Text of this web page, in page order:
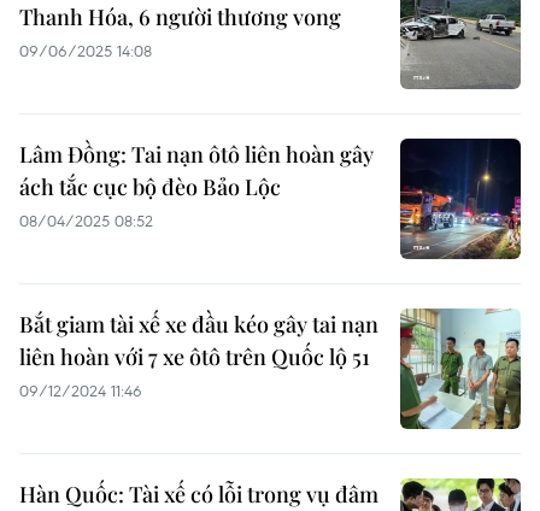
Thanh Hóa, 6 người thương vong
09/06/2025 14:08
Lâm Đồng: Tai nạn ôtô liên hoàn gây
ách tắc cục bộ đèo Bảo Lộc
08/04/2025 08:52
Bắt giam tài xế xe đầu kéo gây tai nạn
liên hoàn với 7 xe ôtô trên Quốc lộ 51
09/12/2024 11:46
Hàn Quốc: Tài xế có lỗi trong vụ đâm